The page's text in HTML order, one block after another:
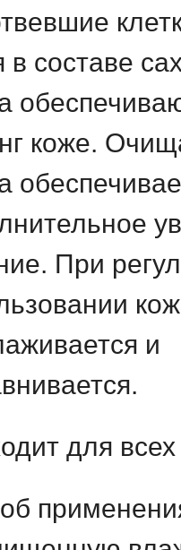
составе
коже.
При
и
для